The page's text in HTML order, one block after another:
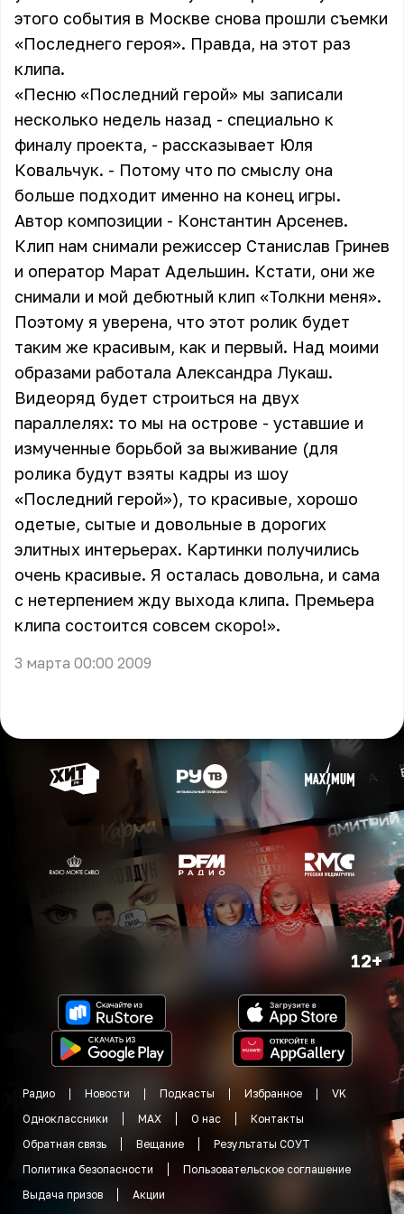
этого события в Москве снова прошли съемки
«Последнего героя». Правда, на этот раз
клипа.
«Песню «Последний герой» мы записали
несколько недель назад - специально к
финалу проекта, - рассказывает Юля
Ковальчук. - Потому что по смыслу она
больше подходит именно на конец игры.
Автор композиции - Константин Арсенев.
Клип нам снимали режиссер Станислав Гринев
и оператор Марат Адельшин. Кстати, они же
снимали и мой дебютный клип «Толкни меня».
Поэтому я уверена, что этот ролик будет
таким же красивым, как и первый. Над моими
образами работала Александра Лукаш.
Видеоряд будет строиться на двух
параллелях: то мы на острове - уставшие и
измученные борьбой за выживание (для
ролика будут взяты кадры из шоу
«Последний герой»), то красивые, хорошо
одетые, сытые и довольные в дорогих
элитных интерьерах. Картинки получились
очень красивые. Я осталась довольна, и сама
с нетерпением жду выхода клипа. Премьера
клипа состоится совсем скоро!».
3 марта 00:00 2009
12+
Радио Новости Подкасты Избранное
VK
Одноклассники
MAX О нас
Контакты
Обратная связь
Вещание
Результаты СОУТ
Политика безопасности
Пользовательское соглашение
Выдача призов
Акции